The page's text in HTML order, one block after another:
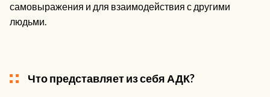
самовыражения и для взаимодействия с другими
людьми.
Что представляет из себя АДК?